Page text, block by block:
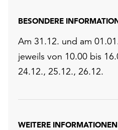
BESONDERE
Am 31.12. und am
jeweils von 10.00 bis
24.12., 25.12., 26.12.
WEITERE INFORMATIONEN